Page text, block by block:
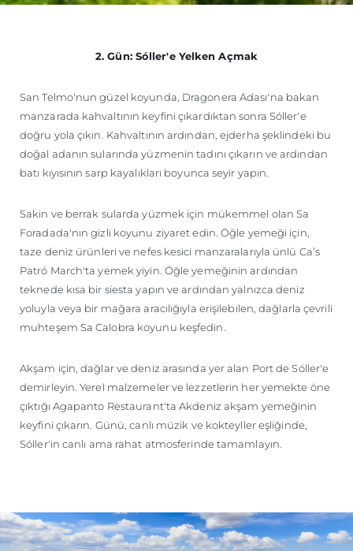
2. Gün: Sóller'e Yelken Açmak
San Telmo'nun güzel koyunda, Dragonera Adası'na bakan
manzarada kahvaltının keyfini çıkardıktan sonra Sóller'e
doğru yola çıkın. Kahvaltının ardından, ejderha şeklindeki bu
doğal adanın sularında yüzmenin tadını çıkarın ve ardından
batı kıyısının sarp kayalıkları boyunca seyir yapın.
Sakin ve berrak sularda yüzmek için mükemmel olan Sa
Foradada'nın gizli koyunu ziyaret edin. Öğle yemeği için,
taze deniz ürünleri ve nefes kesici manzaralarıyla ünlü Ca’s
Patró March'ta yemek yiyin. Öğle yemeğinin ardından
teknede kısa bir siesta yapın ve ardından yalnızca deniz
yoluyla veya bir mağara aracılığıyla erişilebilen, dağlarla çevrili
muhteşem Sa Calobra koyunu keşfedin.
Akşam için, dağlar ve deniz arasında yer alan Port de Sóller'e
demirleyin. Yerel malzemeler ve lezzetlerin her yemekte öne
çıktığı Agapanto Restaurant'ta Akdeniz akşam yemeğinin
keyfini çıkarın. Günü, canlı müzik ve kokteyller eşliğinde,
Sóller'in canlı ama rahat atmosferinde tamamlayın.